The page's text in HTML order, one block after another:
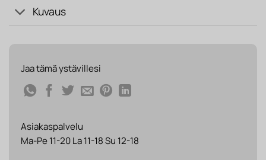
Kuvaus
Jaa tämä ystävillesi
Asiakaspalvelu
Ma-Pe 11-20 La 11-18 Su 12-18